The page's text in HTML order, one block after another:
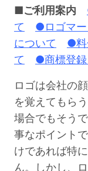
■ご利用案内
て
●ロゴマ
について
●料
て
●商標登録
ロゴは会社の
を覚えてもら
場合でもそう
事なポイント
けであれば特
ん。しかし、